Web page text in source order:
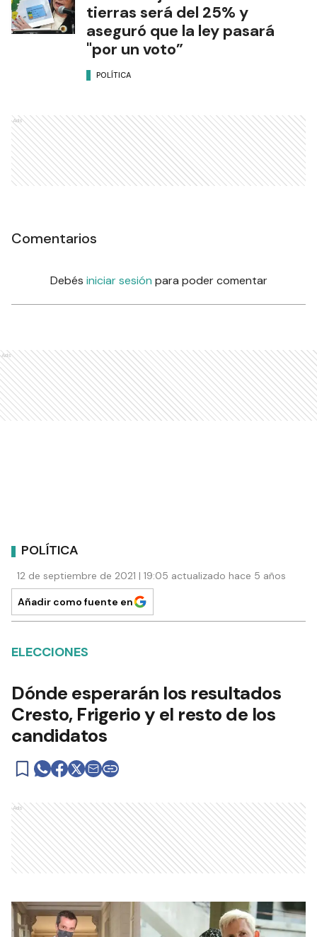
tierras será del 25% y
aseguró que la ley pasará
"por un voto”
POLÍTICA
Ads
Comentarios
Debés iniciar sesión para poder comentar
Ads
POLÍTICA
12 de septiembre de 2021 | 19:05 actualizado hace 5 años
Añadir como fuente en
ELECCIONES
Dónde esperarán los resultados
Cresto, Frigerio y el resto de los
candidatos
Ads